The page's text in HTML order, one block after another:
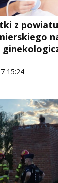
z powiatu
15:24